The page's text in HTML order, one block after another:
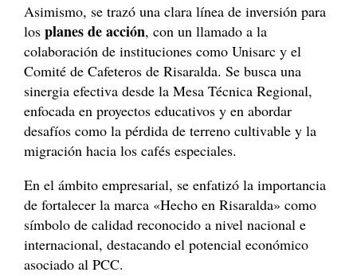
Asimismo, se trazó una clara línea de inversión para
los planes de acción, con un llamado a la
colaboración de instituciones como Unisarc y el
Comité de Cafeteros de Risaralda. Se busca una
sinergia efectiva desde la Mesa Técnica Regional,
enfocada en proyectos educativos y en abordar
desafíos como la pérdida de terreno cultivable y la
migración hacia los cafés especiales.
En el ámbito empresarial, se enfatizó la importancia
de fortalecer la marca «Hecho en Risaralda» como
símbolo de calidad reconocido a nivel nacional e
internacional, destacando el potencial económico
asociado al PCC.